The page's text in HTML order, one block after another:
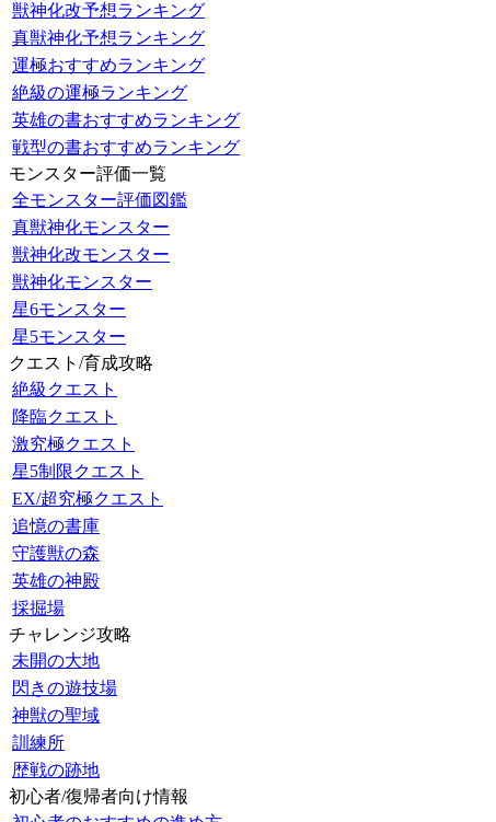
獣神化改予想ランキング
真獣神化予想ランキング
運極おすすめランキング
絶級の運極ランキング
英雄の書おすすめランキング
戦型の書おすすめランキング
モンスター評価一覧
全モンスター評価図鑑
真獣神化モンスター
獣神化改モンスター
獣神化モンスター
星6モンスター
星5モンスター
クエスト/育成攻略
絶級クエスト
降臨クエスト
激究極クエスト
星5制限クエスト
EX/超究極クエスト
追憶の書庫
守護獣の森
英雄の神殿
採掘場
チャレンジ攻略
未開の大地
閃きの遊技場
神獣の聖域
訓練所
歴戦の跡地
初心者/復帰者向け情報